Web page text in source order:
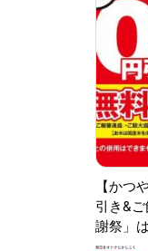
【かつ
引き&
謝祭」